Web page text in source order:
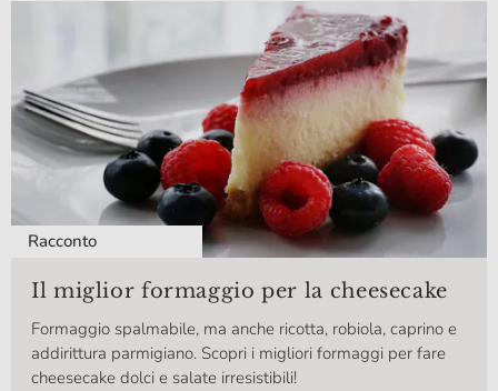
Racconto
Il miglior formaggio per la cheesecake
Formaggio spalmabile, ma anche ricotta, robiola, caprino e
addirittura parmigiano. Scopri i migliori formaggi per fare
cheesecake dolci e salate irresistibili!